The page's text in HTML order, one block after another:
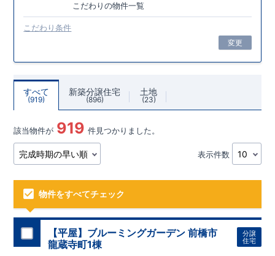
こだわりの物件一覧
こだわり条件
変更
すべて
919
新築分譲住宅
896
土地
23
該当物件が 919 件見つかりました。
表示件数
物件をすべてチェック
【平屋】ブルーミングガーデン 前橋市
龍蔵寺町1棟
分譲
住宅